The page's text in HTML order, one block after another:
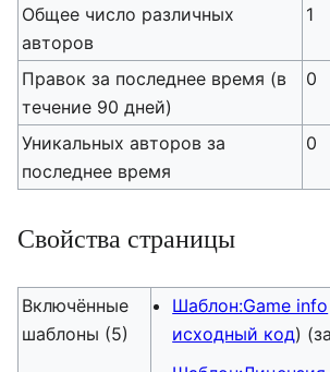
Общее число различных
авторов
1
Правок за последнее время (в
течение 90 дней)
0
Уникальных авторов за
последнее время
0
Свойства страницы
Включённые
шаблоны (5)
Шаблон:Game info
исходный код)